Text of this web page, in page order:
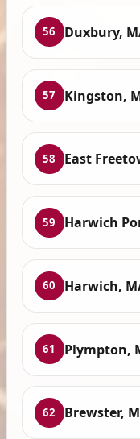
56 Duxbury,
57 Kingston,
58 East
59 Harwich
60 Harwich,
61 Plympton,
62 Brewster,